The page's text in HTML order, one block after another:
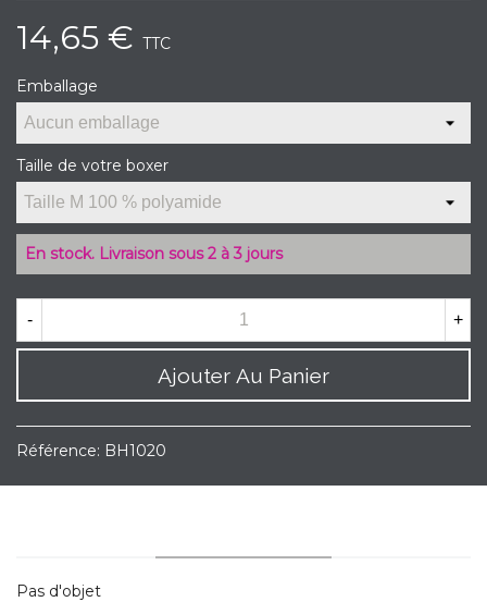
14,65 € TTC
Emballage
Taille de votre boxer
En stock. Livraison sous 2 à 3 jours
- +
Ajouter Au Panier
Référence: BH1020
Pas d'objet